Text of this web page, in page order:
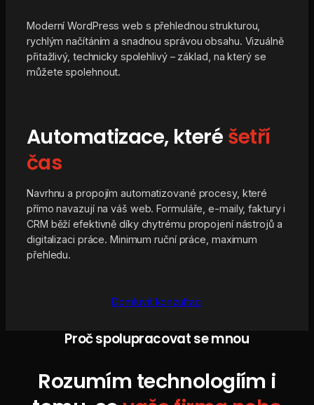
Moderní WordPress web s přehlednou strukturou,
rychlým načítáním a snadnou správou obsahu. Vizuálně
přitažlivý, technicky spolehlivý – základ, na který se
můžete spolehnout.
Automatizace, které šetří
čas
Navrhnu a propojím automatizované procesy, které
přímo navazují na váš web. Formuláře, e-maily, faktury i
CRM běží efektivně díky chytrému propojení nástrojů a
digitalizaci práce. Minimum ruční práce, maximum
přehledu.
Domluvit konzultaci
Proč spolupracovat se mnou
Rozumím technologiím i